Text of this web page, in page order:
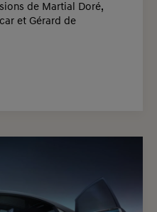
de Martial Doré,
et Gérard de